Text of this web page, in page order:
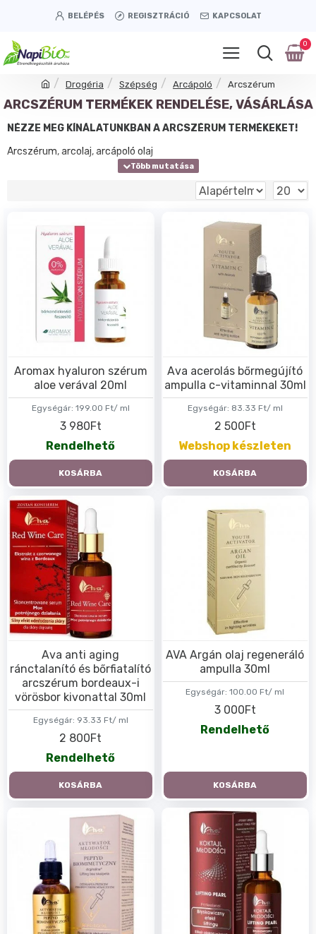
BELÉPÉS REGISZTRÁCIÓ KAPCSOLAT
0
Drogéria Szépség Arcápoló Arcszérum
ARCSZÉRUM TERMÉKEK RENDELÉSE, VÁSÁRLÁSA
NÉZZE MEG KÍNÁLATUNKBAN A ARCSZÉRUM TERMÉKEKET!
Arcszérum, arcolaj, arcápoló olaj
Egységár: 199.00 Ft/ ml
Aromax hyaluron szérum
aloe verával 20ml
3 980Ft
Rendelhető
KOSÁRBA
Egységár: 83.33 Ft/ ml
Ava acerolás bőrmegújító
ampulla c-vitaminnal 30ml
2 500Ft
Webshop készleten
KOSÁRBA
Egységár: 93.33 Ft/ ml
Ava anti aging
ránctalanító és bőrfiatalító
arcszérum bordeaux-i
vörösbor kivonattal 30ml
2 800Ft
Rendelhető
KOSÁRBA
Egységár: 100.00 Ft/ ml
AVA Argán olaj regeneráló
ampulla 30ml
3 000Ft
Rendelhető
KOSÁRBA